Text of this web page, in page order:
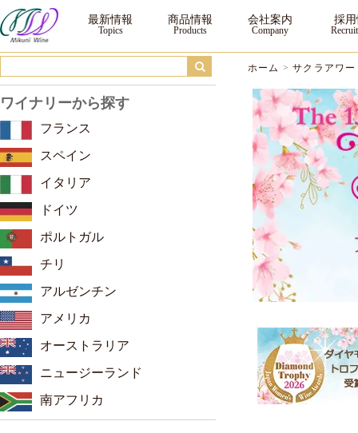
サクラアワード2026 ｜三国ワイン
最新情報 商品情報 会社案内 採
ホーム >サクラアワー
ワイナリーから探す
フランス
スペイン
イタリア
ドイツ
ポルトガル
チリ
アルゼンチン
アメリカ
オーストラリア
ニュージーランド
南アフリカ